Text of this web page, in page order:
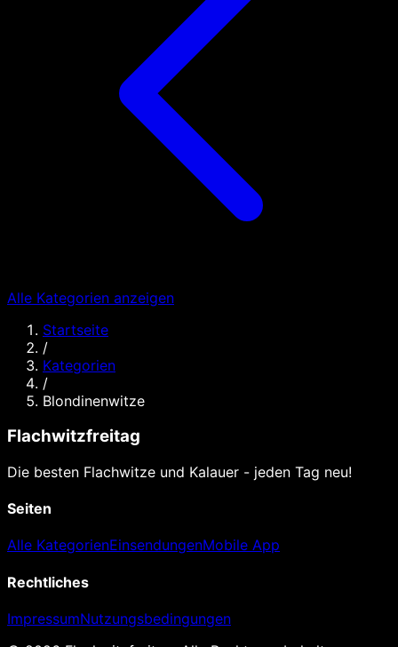
Alle Kategorien anzeigen
Startseite
/
Kategorien
/
Blondinenwitze
Flachwitzfreitag
Die besten Flachwitze und Kalauer - jeden Tag neu!
Seiten
Alle KategorienEinsendungenMobile App
Rechtliches
ImpressumNutzungsbedingungen